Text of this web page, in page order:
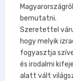
bemutatni.
Szeretettel
hogy melyik
fogyasztja
és irodalmi
alatt vált